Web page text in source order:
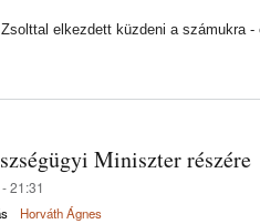
elkezdett küzdeni a számukra
Miniszter részére
21:31
Horváth Ágnes